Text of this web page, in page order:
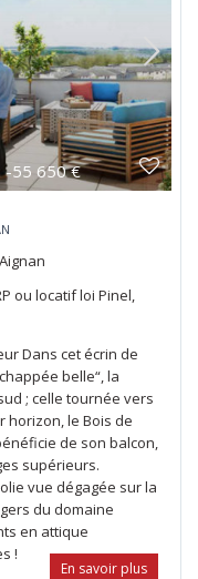
-55 650 €
ou locatif loi Pinel,
Dans cet écrin de
belle“, la
; celle tournée vers
horizon, le Bois de
de son balcon,
supérieurs.
vue dégagée sur la
du domaine
en attique
!
En savoir plus